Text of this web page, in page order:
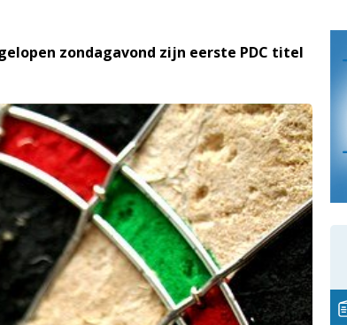
zondagavond zijn eerste PDC titel